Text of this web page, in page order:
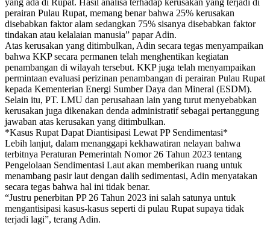
yang ada di Rupat. Hasil analisa terhadap kerusakan yang terjadi di
perairan Pulau Rupat, memang benar bahwa 25% kerusakan
disebabkan faktor alam sedangkan 75% sisanya disebabkan faktor
tindakan atau kelalaian manusia” papar Adin.
Atas kerusakan yang ditimbulkan, Adin secara tegas menyampaikan
bahwa KKP secara permanen telah menghentikan kegiatan
penambangan di wilayah tersebut. KKP juga telah menyampaikan
permintaan evaluasi perizinan penambangan di perairan Pulau Rupat
kepada Kementerian Energi Sumber Daya dan Mineral (ESDM).
Selain itu, PT. LMU dan perusahaan lain yang turut menyebabkan
kerusakan juga dikenakan denda administratif sebagai pertanggung
jawaban atas kerusakan yang ditimbulkan.
*Kasus Rupat Dapat Diantisipasi Lewat PP Sendimentasi*
Lebih lanjut, dalam menanggapi kekhawatiran nelayan bahwa
terbitnya Peraturan Pemerintah Nomor 26 Tahun 2023 tentang
Pengelolaan Sendimentasi Laut akan memberikan ruang untuk
menambang pasir laut dengan dalih sedimentasi, Adin menyatakan
secara tegas bahwa hal ini tidak benar.
“Justru penerbitan PP 26 Tahun 2023 ini salah satunya untuk
mengantisipasi kasus-kasus seperti di pulau Rupat supaya tidak
terjadi lagi”, terang Adin.